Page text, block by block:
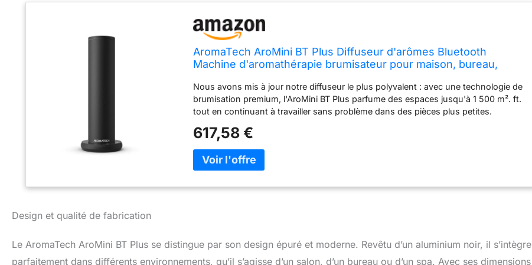
AromaTech AroMini BT Plus Diffuseur d'arômes Bluetooth
Machine d'aromathérapie brumisateur pour maison, bureau,
Nous avons mis à jour notre diffuseur le plus polyvalent : avec une technologie de
brumisation premium, l'AroMini BT Plus parfume des espaces jusqu'à 1 500 m². ft.
tout en continuant à travailler sans problème dans des pièces plus petites.
ou studio comme un hôtel de luxe. Maintenant, vous pouvez facilement visser un
flacon de parfum AromaTech de 60 ml (vendu séparément) au lieu de décanter.
Profitez d'une expérience d'arôme élevée : le AroMini BT sans eau est le moyen le
plus simple et le plus propre de parfumer votre maison, offrant un parfum plus
durable et uniformément réparti, sans résidu. Ce diffuseur d'air froid innovant
cohérents, purs et agréables : grâce à la technologie Bluetooth et de brumisation
pour libérer de petites nanoparticules dans l'air, le AroMini BT crée un
617,58 €
Design et qualité de fabrication
Le AromaTech AroMini BT Plus se distingue par son design épuré et moderne. Revêtu d’un aluminium noir, il s’intègre
parfaitement dans différents environnements, qu’il s’agisse d’un salon, d’un bureau ou d’un spa. Avec ses dimensions